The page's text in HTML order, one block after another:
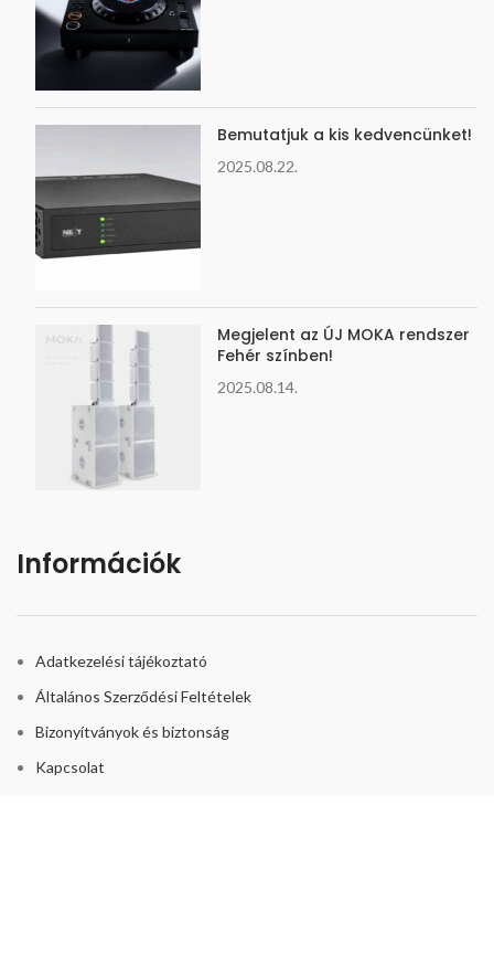
Bemutatjuk a kis kedvencünket!
2025.08.22.
Megjelent az ÚJ MOKA rendszer
Fehér színben!
2025.08.14.
Információk
Adatkezelési tájékoztató
Általános Szerződési Feltételek
Bizonyítványok és biztonság
Kapcsolat